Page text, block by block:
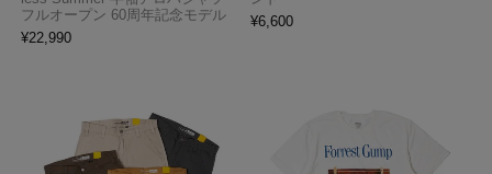
フルオープン 60周年記念モデル
¥22,990
¥6,600